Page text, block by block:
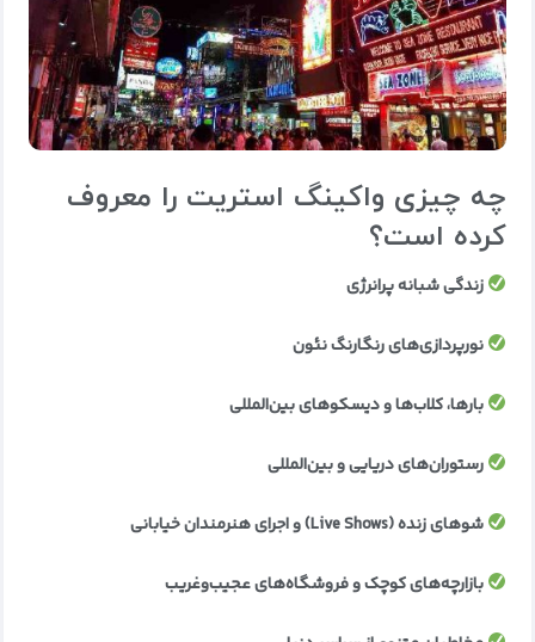
چه چیزی واکینگ استریت را معروف
کرده است؟
زندگی شبانه پرانرژی
نورپردازی‌های رنگارنگ نئون
بارها، کلاب‌ها و دیسکوهای بین‌المللی
رستوران‌های دریایی و بین‌المللی
شوهای زنده (Live Shows) و اجرای هنرمندان خیابانی
بازارچه‌های کوچک و فروشگاه‌های عجیب‌وغریب